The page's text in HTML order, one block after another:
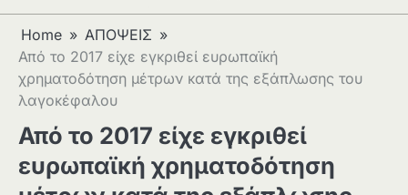
Home
ΑΠΟΨΕΙΣ
Από το 2017 είχε εγκριθεί ευρωπαϊκή
χρηματοδότηση μέτρων κατά της εξάπλωσης του
λαγοκέφαλου
Από το 2017 είχε εγκριθεί
ευρωπαϊκή χρηματοδότηση